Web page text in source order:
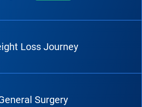
Loss Journey
Surgery